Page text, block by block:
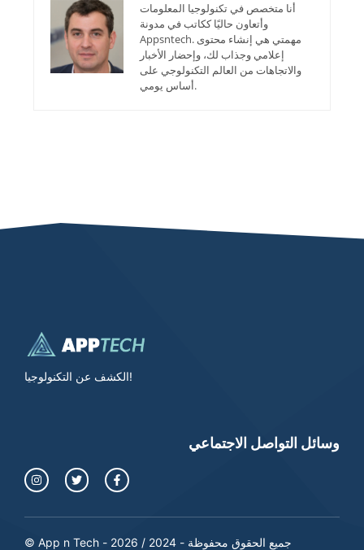
أنا متخصص في تكنولوجيا المعلومات
وأتعاون حاليًا ككاتب في مدونة
Appsntech. مهمتي هي إنشاء محتوى
إعلامي وجذاب لك، وإحضار الأخبار
والاتجاهات من العالم التكنولوجي على
أساس يومي.
الكشف عن التكنولوجيا!
وسائل التواصل الاجتماعي
© App n Tech - جميع الحقوق محفوظة - 2024 / 2026